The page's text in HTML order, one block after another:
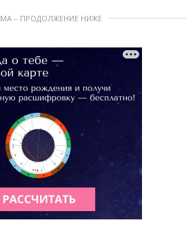
– ПРОДОЛЖЕНИЕ НИЖЕ